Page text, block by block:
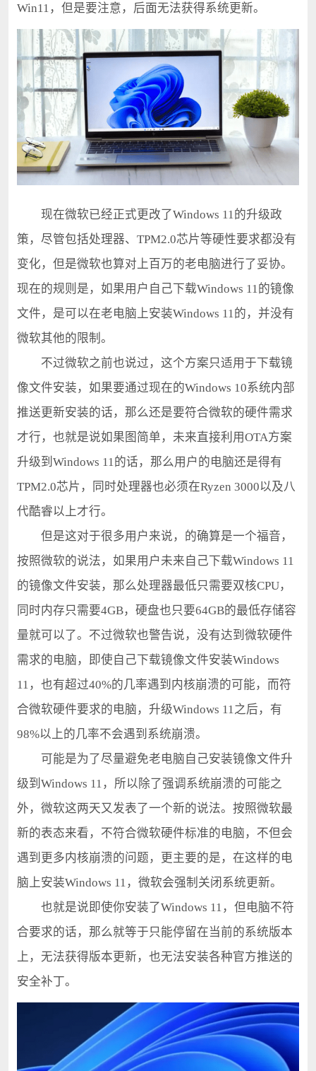
Win11，但是要注意，后面无法获得系统更新。
现在微软已经正式更改了Windows 11的升级政
策，尽管包括处理器、TPM2.0芯片等硬性要求都没有
变化，但是微软也算对上百万的老电脑进行了妥协。
现在的规则是，如果用户自己下载Windows 11的镜像
文件，是可以在老电脑上安装Windows 11的，并没有
微软其他的限制。
不过微软之前也说过，这个方案只适用于下载镜
像文件安装，如果要通过现在的Windows 10系统内部
推送更新安装的话，那么还是要符合微软的硬件需求
才行，也就是说如果图简单，未来直接利用OTA方案
升级到Windows 11的话，那么用户的电脑还是得有
TPM2.0芯片，同时处理器也必须在Ryzen 3000以及八
代酷睿以上才行。
但是这对于很多用户来说，的确算是一个福音，
按照微软的说法，如果用户未来自己下载Windows 11
的镜像文件安装，那么处理器最低只需要双核CPU，
同时内存只需要4GB，硬盘也只要64GB的最低存储容
量就可以了。不过微软也警告说，没有达到微软硬件
需求的电脑，即使自己下载镜像文件安装Windows
11，也有超过40%的几率遇到内核崩溃的可能，而符
合微软硬件要求的电脑，升级Windows 11之后，有
98%以上的几率不会遇到系统崩溃。
可能是为了尽量避免老电脑自己安装镜像文件升
级到Windows 11，所以除了强调系统崩溃的可能之
外，微软这两天又发表了一个新的说法。按照微软最
新的表态来看，不符合微软硬件标准的电脑，不但会
遇到更多内核崩溃的问题，更主要的是，在这样的电
脑上安装Windows 11，微软会强制关闭系统更新。
也就是说即使你安装了Windows 11，但电脑不符
合要求的话，那么就等于只能停留在当前的系统版本
上，无法获得版本更新，也无法安装各种官方推送的
安全补丁。